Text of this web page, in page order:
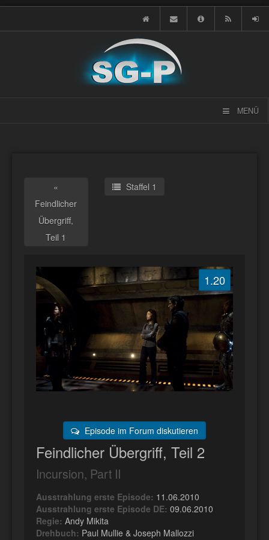
MENÜ
«
Feindlicher
Übergriff,
Teil 1
Staffel 1
1.20
Episode im Forum diskutieren
Feindlicher Übergriff, Teil 2
Incursion, Part II
Ausstrahlung erste Episode: 11.06.2010
Ausstrahlung erste Episode DE: 09.06.2010
Regie: Andy Mikita
Drehbuch: Paul Mullie & Joseph Mallozzi